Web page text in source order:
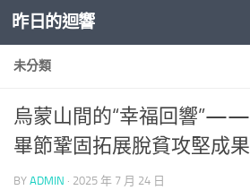
Skip to content
昨日的迴響
未分類
烏蒙山間的“幸福回響”——
畢節鞏固拓展脫貧攻堅成
BY ADMIN · 2025 年 7 月 24 日